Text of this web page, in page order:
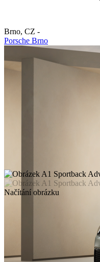
Brno, CZ -
Porsche Brno
Načítání obrázku